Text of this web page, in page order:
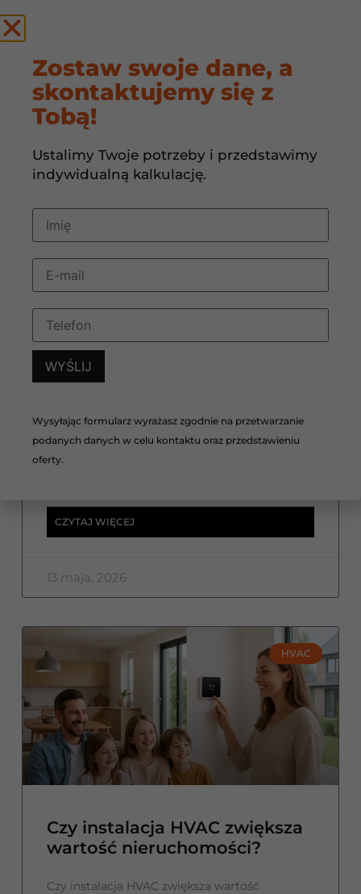
INSTALACJA HVAC
Dlaczego nie warto kopiować
instalacji HVAC od
Dlaczego nie warto kopiować instalacji HVAC
od znajomych? Sprawdź, co powinno być
CZYTAJ WIĘCEJ
13 maja, 2026
HVAC
Czy instalacja HVAC zwiększa
wartość nieruchomości?
Czy instalacja HVAC zwiększa wartość
Zostaw swoje dane, a
skontaktujemy się z
Tobą!
Ustalimy Twoje potrzeby i przedstawimy
indywidualną kalkulację.
Wysyłając formularz wyrażasz zgodnie na przetwarzanie
podanych danych w celu kontaktu oraz przedstawieniu
oferty.